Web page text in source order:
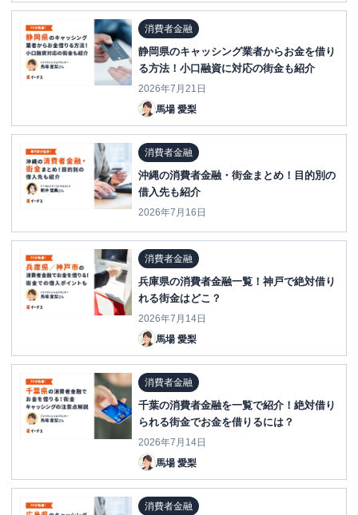
消費者金融
静岡県のキャッシング業者からお金を借り
る方法！小口融資に対応の街金も紹介
2026年7月21日
馬場 愛梨
消費者金融
沖縄の消費者金融・街金まとめ！目的別の
借入先も紹介
2026年7月16日
消費者金融
兵庫県の消費者金融一覧！神戸で絶対借り
れる街金はどこ？
2026年7月14日
馬場 愛梨
消費者金融
千葉の消費者金融を一覧で紹介！絶対借り
られる街金でお金を借りるには？
2026年7月14日
馬場 愛梨
消費者金融